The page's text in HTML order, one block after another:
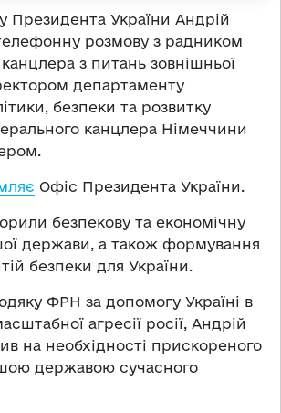
Президента України Андрій
розмову з радником
з питань зовнішньої
департаменту
безпеки та розвитку
канцлера Німеччини
Офіс Президента України.
безпекову та економічну
держави, а також формування
безпеки для України.
ФРН за допомогу Україні в
агресії росії, Андрій
на необхідності прискореного
державою сучасного